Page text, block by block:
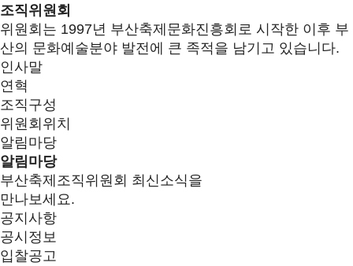
조직위원회
위원회는 1997년 부산축제문화진흥회로 시작한 이후 부
산의 문화예술분야 발전에 큰 족적을 남기고 있습니다.
인사말
연혁
조직구성
위원회위치
알림마당
알림마당
부산축제조직위원회 최신소식을
만나보세요.
공지사항
공시정보
입찰공고